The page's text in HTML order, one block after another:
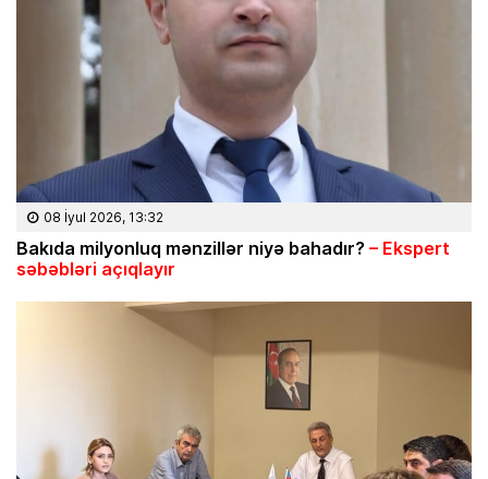
08 İyul 2026, 13:32
Bakıda milyonluq mənzillər niyə bahadır? – Ekspert
səbəbləri açıqlayır